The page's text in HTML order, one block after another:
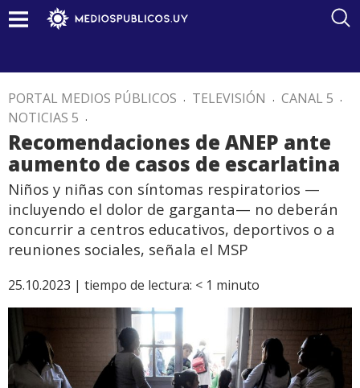
PORTAL MEDIOS PÚBLICOS . TELEVISIÓN . CANAL 5 .
NOTICIAS 5 .
Recomendaciones de ANEP ante
aumento de casos de escarlatina
Niños y niñas con síntomas respiratorios —
incluyendo el dolor de garganta— no deberán
concurrir a centros educativos, deportivos o a
reuniones sociales, señala el MSP
25.10.2023 | tiempo de lectura: < 1 minuto